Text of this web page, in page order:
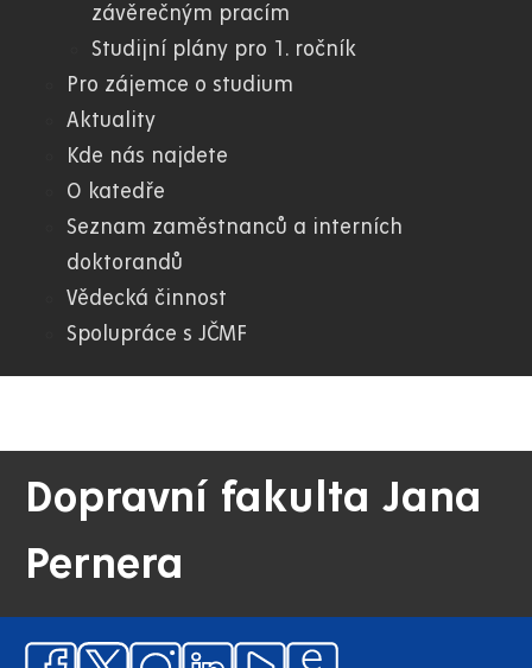
DFJP
závěrečným pracím
Studijní plány pro 1. ročník
Pro zájemce o studium
Aktuality
Kde nás najdete
O katedře
Seznam zaměstnanců a interních
doktorandů
Vědecká činnost
Spolupráce s JČMF
Dopravní fakulta Jana
Pernera